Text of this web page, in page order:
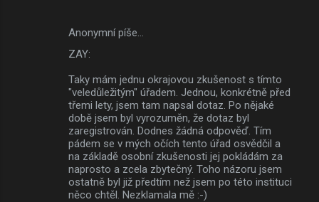
Anonymní píše…
ZAY:
Taky mám jednu okrajovou zkušenost s tímto
"veledůležitým" úřadem. Jednou, konkrétně před
třemi lety, jsem tam napsal dotaz. Po nějaké
době jsem byl vyrozuměn, že dotaz byl
zaregistrován. Dodnes žádná odpověď. Tím
pádem se v mých očích tento úřad osvědčil a
na základě osobní zkušenosti jej pokládám za
naprosto a zcela zbytečný. Toho názoru jsem
ostatně byl již předtím než jsem po této instituci
něco chtěl. Nezklamala mě :-)